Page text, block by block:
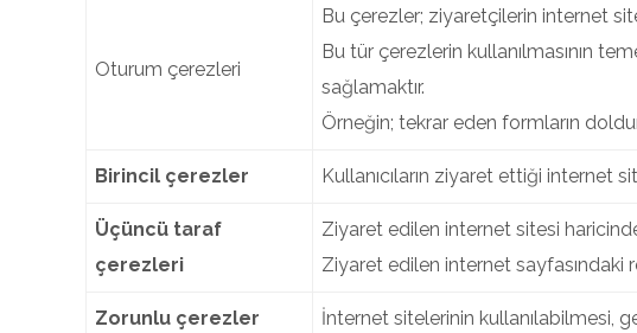
Oturum çerezleri
Bu çerezler; ziyaretçilerin internet
Bu tür çerezlerin kullanılmasının
sağlamaktır.
Örneğin; tekrar eden formların
Birincil çerezler Kullanıcıların ziyaret ettiği internet
Üçüncü taraf
çerezleri
Ziyaret edilen internet sitesi
Ziyaret edilen internet sayfasındaki
Zorunlu çerezler İnternet sitelerinin kullanılabilmesi,